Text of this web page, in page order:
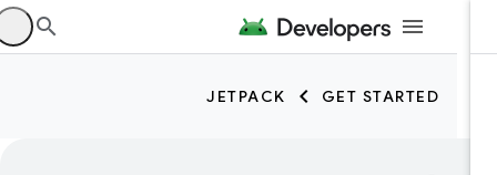
GET STARTED
JETPACK